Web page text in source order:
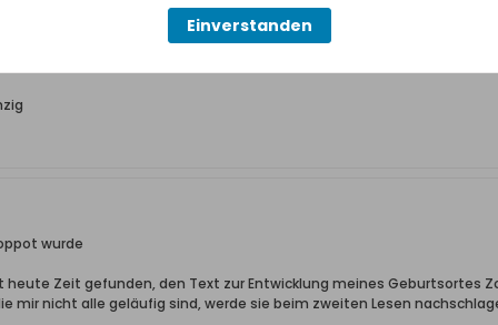
sich.
wurde
heute Zeit gefunden, den Text zur Entwicklung meines Geburtsortes
mir nicht alle geläufig sind, werde sie beim zweiten Lesen
Einverstanden